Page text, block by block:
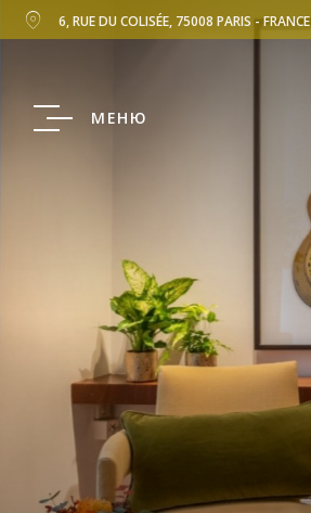
6, RUE DU COLISÉE, 75008 PARIS - FRANCE
МЕНЮ